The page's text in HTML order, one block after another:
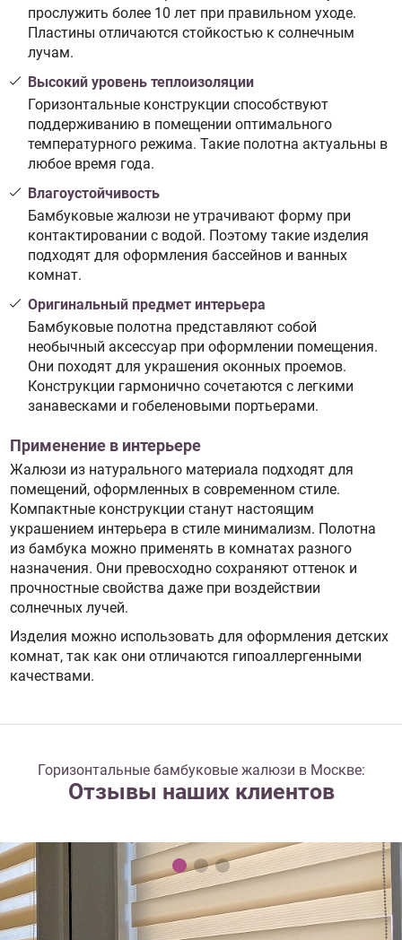
прослужить более 10 лет при правильном уходе.
Пластины отличаются стойкостью к солнечным
лучам.
Высокий уровень теплоизоляции
Горизонтальные конструкции способствуют
поддерживанию в помещении оптимального
температурного режима. Такие полотна актуальны в
любое время года.
Влагоустойчивость
Бамбуковые жалюзи не утрачивают форму при
контактировании с водой. Поэтому такие изделия
подходят для оформления бассейнов и ванных
комнат.
Оригинальный предмет интерьера
Бамбуковые полотна представляют собой
необычный аксессуар при оформлении помещения.
Они походят для украшения оконных проемов.
Конструкции гармонично сочетаются с легкими
занавесками и гобеленовыми портьерами.
Применение в интерьере
Жалюзи из натурального материала подходят для
помещений, оформленных в современном стиле.
Компактные конструкции станут настоящим
украшением интерьера в стиле минимализм. Полотна
из бамбука можно применять в комнатах разного
назначения. Они превосходно сохраняют оттенок и
прочностные свойства даже при воздействии
солнечных лучей.
Изделия можно использовать для оформления детских
комнат, так как они отличаются гипоаллергенными
качествами.
Горизонтальные бамбуковые жалюзи в Москве:
Отзывы наших клиентов